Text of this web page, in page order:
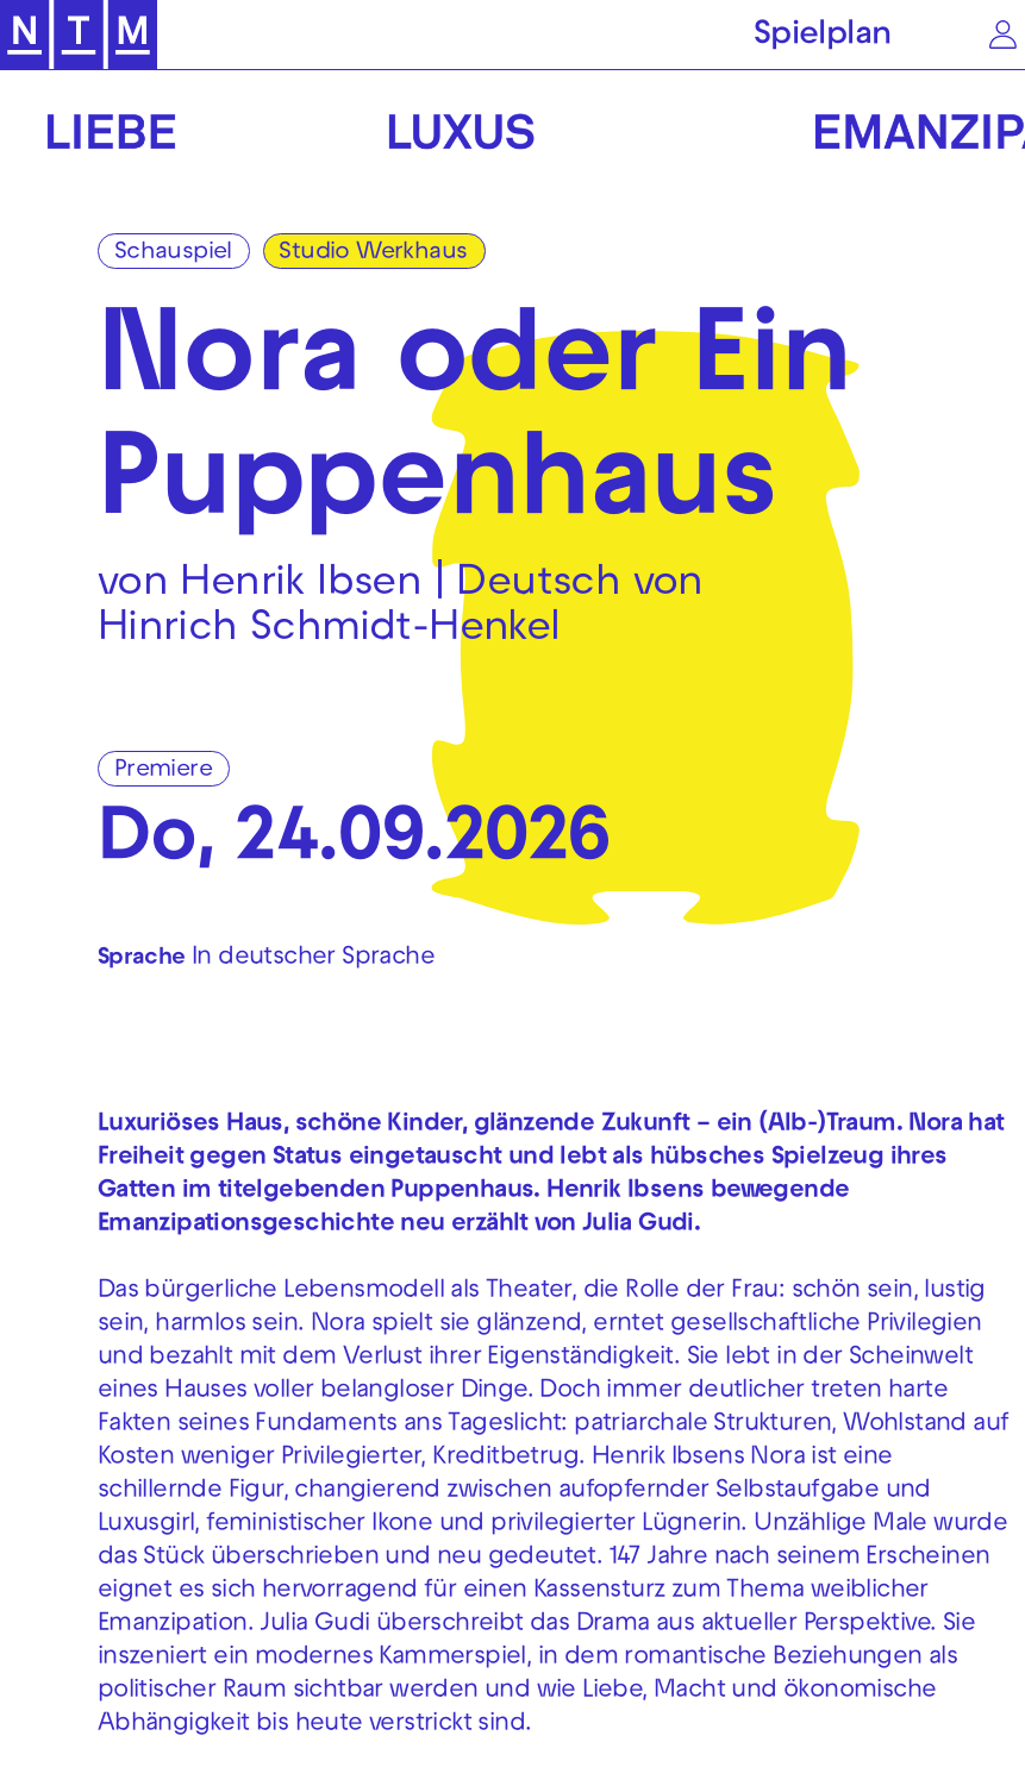
Zur Hauptnavigation springen Zum Hauptinhalt springen
Spielplan
Schauspiel Studio Werkhaus
Nora oder Ein
Puppenhaus
von Henrik Ibsen | Deutsch von
Hinrich Schmidt-Henkel
Premiere
Do, 24.09.2026
Sprache In deutscher Sprache
Luxuriöses Haus, schöne Kinder, glänzende Zukunft – ein (Alb-)Traum. Nora hat
Freiheit gegen Status eingetauscht und lebt als hübsches Spielzeug ihres
Gatten im titelgebenden Puppenhaus. Henrik Ibsens bewegende
Emanzipationsgeschichte neu erzählt von Julia Gudi.
Das bürgerliche Lebensmodell als Theater, die Rolle der Frau: schön sein, lustig
sein, harmlos sein. Nora spielt sie glänzend, erntet gesellschaftliche Privilegien
und bezahlt mit dem Verlust ihrer Eigenständigkeit. Sie lebt in der Scheinwelt
eines Hauses voller belangloser Dinge. Doch immer deutlicher treten harte
Fakten seines Fundaments ans Tageslicht: patriarchale Strukturen, Wohlstand auf
Kosten weniger Privilegierter, Kreditbetrug. Henrik Ibsens Nora ist eine
schillernde Figur, changierend zwischen aufopfernder Selbstaufgabe und
Luxusgirl, feministischer Ikone und privilegierter Lügnerin. Unzählige Male wurde
das Stück überschrieben und neu gedeutet. 147 Jahre nach seinem Erscheinen
eignet es sich hervorragend für einen Kassensturz zum Thema weiblicher
Emanzipation. Julia Gudi überschreibt das Drama aus aktueller Perspektive. Sie
inszeniert ein modernes Kammerspiel, in dem romantische Beziehungen als
politischer Raum sichtbar werden und wie Liebe, Macht und ökonomische
Abhängigkeit bis heute verstrickt sind.